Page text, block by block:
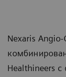
Nexaris
Healthineers